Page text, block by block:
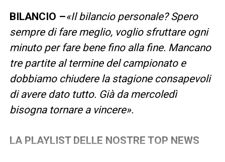
BILANCIO –«Il bilancio personale? Spero
sempre di fare meglio, voglio sfruttare ogni
minuto per fare bene fino alla fine. Mancano
tre partite al termine del campionato e
dobbiamo chiudere la stagione consapevoli
di avere dato tutto. Già da mercoledì
bisogna tornare a vincere».
LA PLAYLIST DELLE NOSTRE TOP NEWS